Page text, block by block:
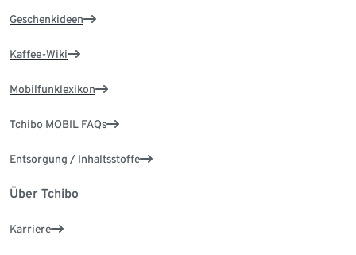
Geschenkideen
Kaffee-Wiki
Mobilfunklexikon
Tchibo MOBIL FAQs
Entsorgung / Inhaltsstoffe
Über Tchibo
Karriere